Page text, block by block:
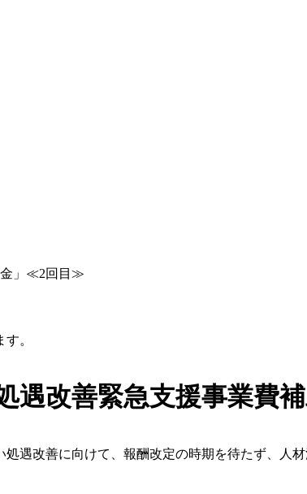
金」≪2回目≫
。
遇改善緊急支援事業費
遇改善に向けて、報酬改定の時期を待たず、人